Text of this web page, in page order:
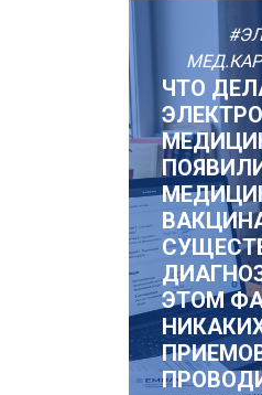
ЧТО
ЭТОМ